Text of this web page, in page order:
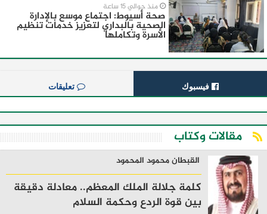
منذ حوالي 15 ساعة
صحة أسيوط: اجتماع موسع بالإدارة
الصحية بالبداري لتعزيز خدمات تنظيم
الأسرة وتكاملها
فيسبوك تعليقات
مقالات وكتاب
القبطان محمود المحمود
كلمة جلالة الملك المعظم.. معادلة دقيقة
بين قوة الردع وحكمة السلام